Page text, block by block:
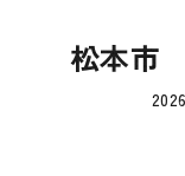
松本市